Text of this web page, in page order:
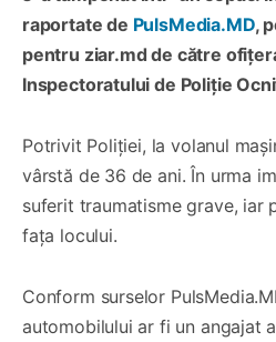
raportate de PulsMedia.MD,
pentru ziar.md de către
Inspectoratului de Poliție
Potrivit Poliției, la volanul
vârstă de 36 de ani. În urma
suferit traumatisme grave, iar
fața locului.
Conform surselor
automobilului ar fi un angajat